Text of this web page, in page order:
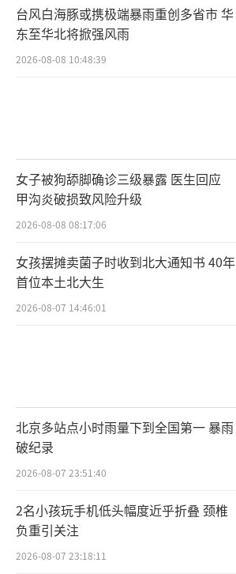
台风白海豚或携极端暴雨重创多省市 华
东至华北将掀强风雨
2026-08-08 10:48:39
女子被狗舔脚确诊三级暴露 医生回应
甲沟炎破损致风险升级
2026-08-08 08:17:06
女孩摆摊卖菌子时收到北大通知书 40年
首位本土北大生
2026-08-07 14:46:01
北京多站点小时雨量下到全国第一 暴雨
破纪录
2026-08-07 23:51:40
2名小孩玩手机低头幅度近乎折叠 颈椎
负重引关注
2026-08-07 23:18:11